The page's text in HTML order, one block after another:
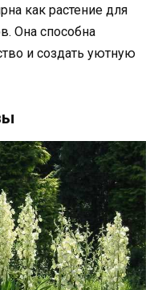
как растение для
Она способна
и создать уютную